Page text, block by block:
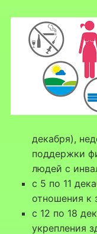
декабря),
поддержки
людей с
с 5 по 11
отношения к
с 12 по 18
укрепления